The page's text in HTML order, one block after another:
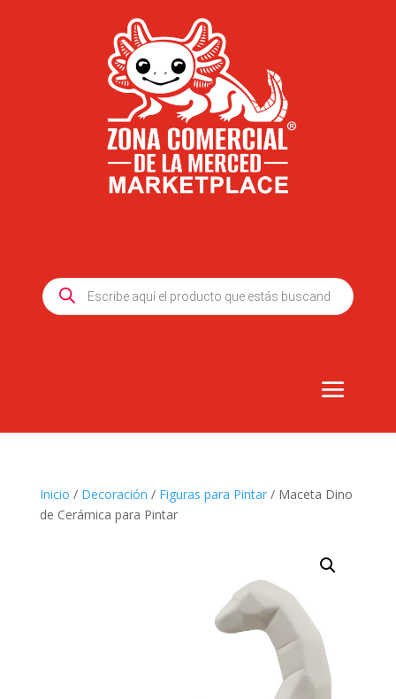
Products
search
Inicio / Decoración / Figuras para Pintar/ Maceta Dino
de Cerámica para Pintar